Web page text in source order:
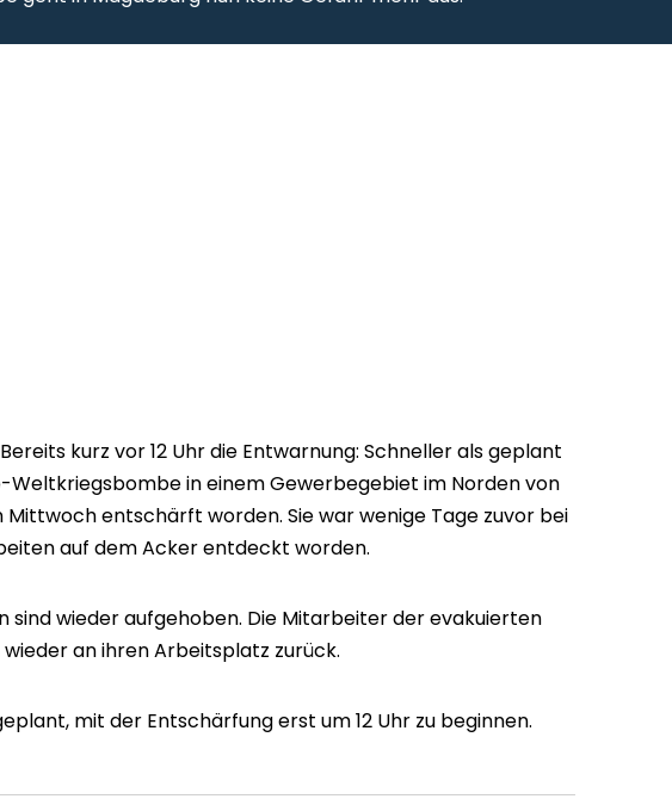
kurz vor 12 Uhr die Entwarnung: Schneller als geplant
Weltkriegsbombe in einem Gewerbegebiet im Norden von
Mittwoch entschärft worden. Sie war wenige Tage zuvor bei
auf dem Acker entdeckt worden.
sind wieder aufgehoben. Die Mitarbeiter der evakuierten
an ihren Arbeitsplatz zurück.
mit der Entschärfung erst um 12 Uhr zu beginnen.